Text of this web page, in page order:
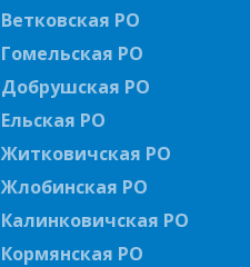
Ветковская РО
Гомельская РО
Добрушская РО
Ельская РО
Житковичская РО
Жлобинская РО
Калинковичская РО
Кормянская РО